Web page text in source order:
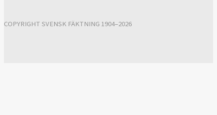
COPYRIGHT SVENSK FÄKTNING 1904–2026